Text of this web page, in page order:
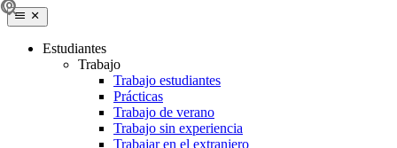
Estudiantes
Trabajo
Trabajo estudiantes
Prácticas
Trabajo de verano
Trabajo sin experiencia
Trabajar en el extranjero